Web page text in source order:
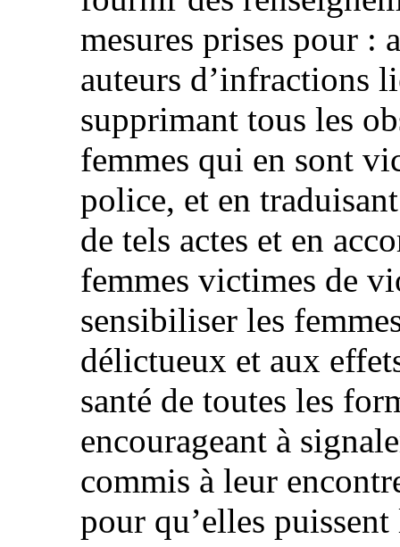
mesures prises pour :
auteurs d’infractions
supprimant tous les
femmes qui en sont
police, et en
de tels actes et en
femmes victimes de
sensibiliser les
délictueux et aux
santé de toutes les
encourageant à
commis à leur
pour qu’elles